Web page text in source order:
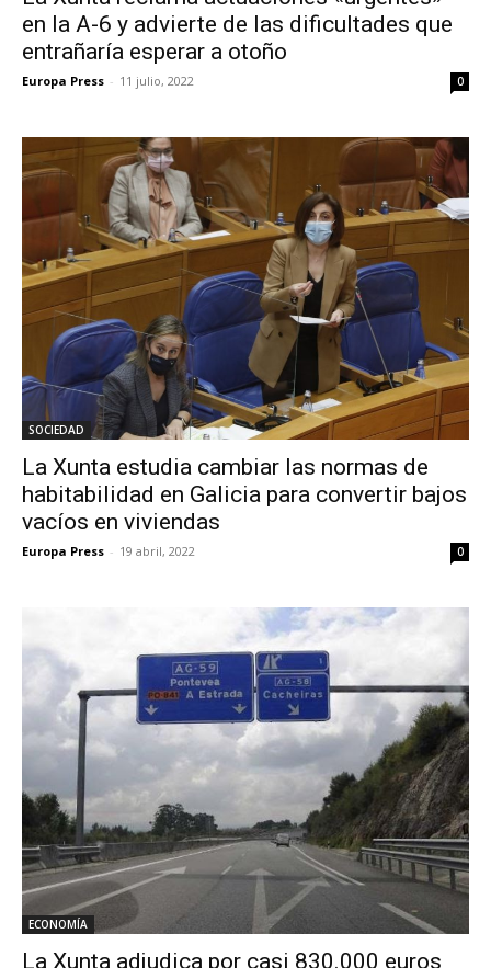
en la A-6 y advierte de las dificultades que
entrañaría esperar a otoño
Europa Press - 11 julio, 2022 0
SOCIEDAD
La Xunta estudia cambiar las normas de
habitabilidad en Galicia para convertir bajos
vacíos en viviendas
Europa Press - 19 abril, 2022 0
ECONOMÍA
La Xunta adjudica por casi 830.000 euros